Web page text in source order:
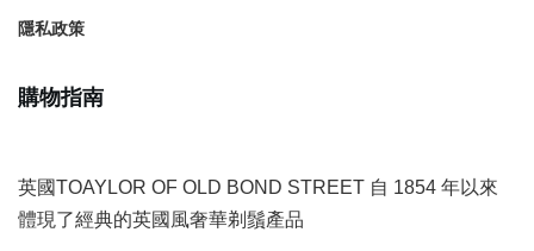
隱私政策
購物指南
英國TOAYLOR OF OLD BOND STREET 自 1854 年以來
體現了經典的英國風奢華剃鬚產品